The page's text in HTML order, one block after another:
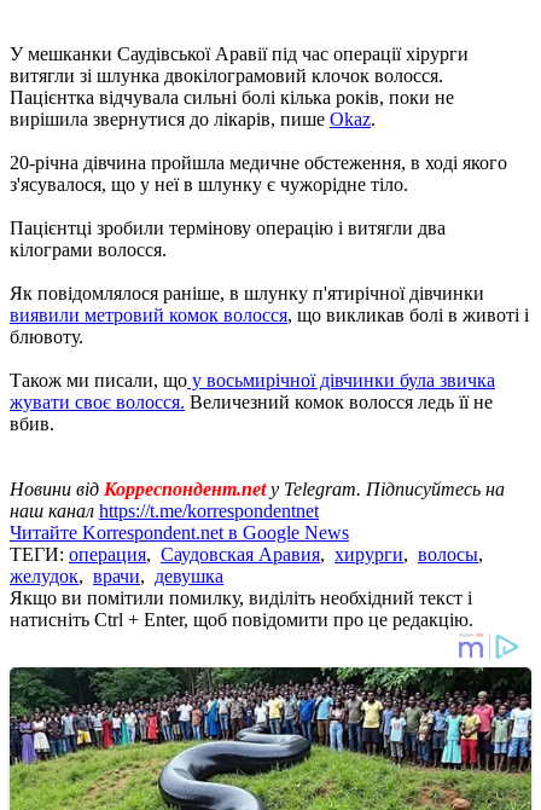
У мешканки Саудівської Аравії під час операції хірурги
витягли зі шлунка двокілограмовий клочок волосся.
Пацієнтка відчувала сильні болі кілька років, поки не
вирішила звернутися до лікарів, пише Okaz.
20-річна дівчина пройшла медичне обстеження, в ході якого
з'ясувалося, що у неї в шлунку є чужорідне тіло.
Пацієнтці зробили термінову операцію і витягли два
кілограми волосся.
Як повідомлялося раніше, в шлунку п'ятирічної дівчинки
виявили метровий комок волосся, що викликав болі в животі і
блювоту.
Також ми писали, що у восьмирічної дівчинки була звичка
жувати своє волосся. Величезний комок волосся ледь її не
вбив.
Новини від Корреспондент.net у Telegram. Підписуйтесь на
наш канал https://t.me/korrespondentnet
Читайте Korrespondent.net в Google News
ТЕГИ: операция, Саудовская Аравия, хирурги, волосы,
желудок, врачи, девушка
Якщо ви помітили помилку, виділіть необхідний текст і
натисніть Ctrl + Enter, щоб повідомити про це редакцію.